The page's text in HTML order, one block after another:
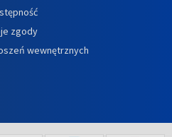
zgody
wewnętrznych